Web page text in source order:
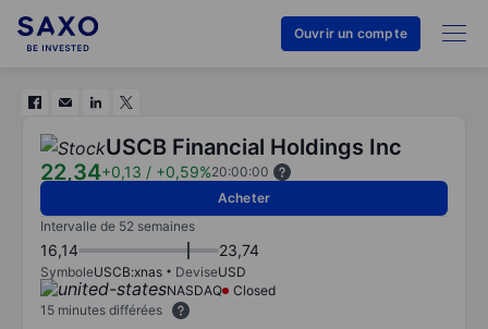
Ouvrir un compte
USCB Financial Holdings Inc
22,34+0,13 / +0,59%20:00:00
Acheter
Intervalle de 52 semaines
16,14 23,74
SymboleUSCB:xnas DeviseUSD
NASDAQ
Closed
15 minutes différées